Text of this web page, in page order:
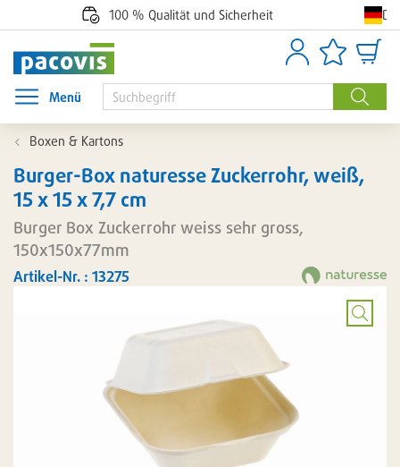
100 % Qualität und Sicherheit
Suche
AnmeldenArtikellisten
Menü
Menü öffnen
Boxen & Kartons
Burger-Box naturesse Zuckerrohr, weiß,
15 x 15 x 7,7 cm
Burger Box Zuckerrohr weiss sehr gross,
150x150x77mm
Artikel-Nr. : 13275
Bild